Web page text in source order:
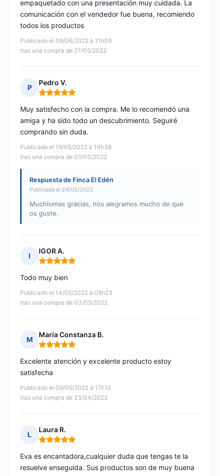
Publicado el 09/06/2022 à 11h09
tras una compra de 27/05/2022
empaquetado con una presentación muy cuidada. La
comunicación con el vendedor fue buena, recomiendo
todos los productos
P
Pedro V.
Nota: 5 de 5
Publicado el 19/05/2022 à 14h38
tras una compra de 05/05/2022
Muy satisfecho con la compra. Me lo recomendó una
amiga y ha sido todo un descubrimiento. Seguiré
comprando sin duda.
Respuesta de Finca El Edén
Publicada el 24/05/2022
Muchísimas gracias, nos alegramos mucho de que
os guste.
I
IGOR A.
Nota: 5 de 5
Publicado el 14/05/2022 à 08h23
tras una compra de 03/05/2022
Todo muy bien
M
María Constanza B.
Nota: 5 de 5
Publicado el 09/05/2022 à 17h12
tras una compra de 23/04/2022
Excelente atención y excelente producto estoy
satisfecha
L
Laura R.
Nota: 5 de 5
Eva es encantadora,cualquier duda que tengas te la
resuelve enseguida. Sus productos son de muy buena